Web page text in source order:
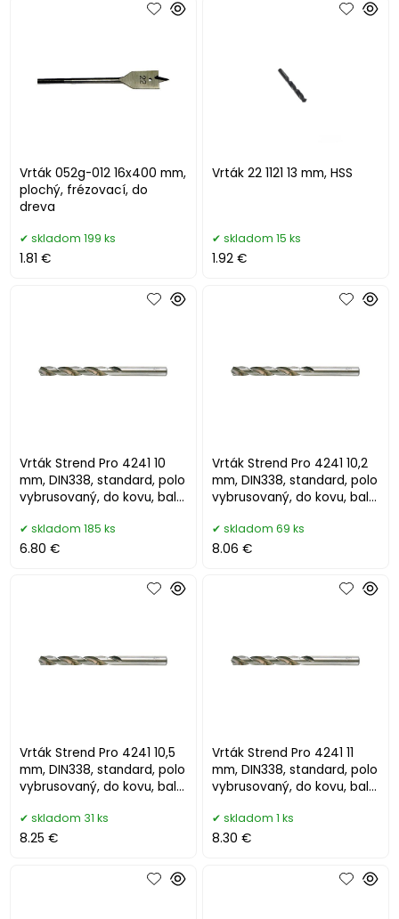
Vrták 052g-012 16x400 mm,
plochý, frézovací, do
dreva
skladom 199 ks
1.81 €
Vrták 22 1121 13 mm, HSS
skladom 15 ks
1.92 €
Vrták Strend Pro 4241 10
mm, DIN338, standard, polo
vybrusovaný, do kovu, bal.
skladom 185 ks
6.80 €
Vrták Strend Pro 4241 10,2
mm, DIN338, standard, polo
vybrusovaný, do kovu, bal.
skladom 69 ks
8.06 €
Vrták Strend Pro 4241 10,5
mm, DIN338, standard, polo
vybrusovaný, do kovu, bal.
skladom 31 ks
8.25 €
Vrták Strend Pro 4241 11
mm, DIN338, standard, polo
vybrusovaný, do kovu, bal.
skladom 1 ks
8.30 €